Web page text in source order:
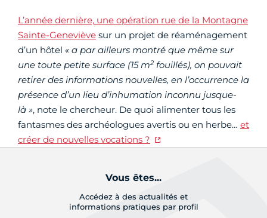
L’année dernière, une opération rue de la Montagne
Sainte-Geneviève sur un projet de réaménagement
d’un hôtel « a par ailleurs montré que même sur
une toute petite surface (15 m2 fouillés), on pouvait
retirer des informations nouvelles, en l’occurrence la
présence d’un lieu d’inhumation inconnu jusque-
là », note le chercheur. De quoi alimenter tous les
fantasmes des archéologues avertis ou en herbe… et
créer de nouvelles vocations ?
Vous êtes...
Accédez à des actualités et
informations pratiques par profil